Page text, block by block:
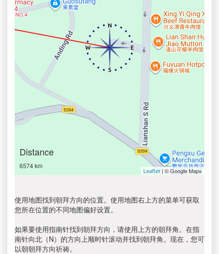
Distance
6574 km
Leaflet| © Google Maps
使用地图找到朝拜方向的位置。使用地图右上方的菜单可获取
您所在位置的不同地图偏好设置。
如果要使用指南针找到朝拜方向，请使用上方的朝拜角。在指
南针向北（N）的方向上顺时针滚动并找到朝拜角。现在，您可
以朝朝拜方向祈祷。